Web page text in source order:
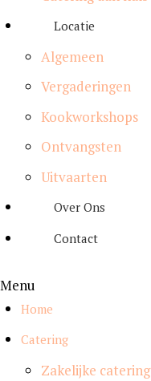
Locatie
Algemeen
Vergaderingen
Kookworkshops
Ontvangsten
Uitvaarten
Over Ons
Contact
Menu
Home
Catering
Zakelijke catering